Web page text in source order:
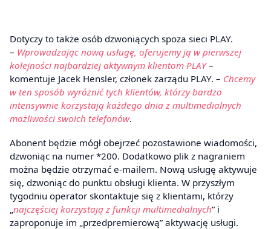
Dotyczy to także osób dzwoniących spoza sieci PLAY.
– Wprowadzając nową usługę, oferujemy ją w pierwszej
kolejności najbardziej aktywnym klientom PLAY–
komentuje Jacek Hensler, członek zarządu PLAY. – Chcemy
w ten sposób wyróżnić tych klientów, którzy bardzo
intensywnie korzystają każdego dnia z multimedialnych
możliwości swoich telefonów.
Abonent będzie mógł obejrzeć pozostawione wiadomości,
dzwoniąc na numer *200. Dodatkowo plik z nagraniem
można będzie otrzymać e-mailem. Nową usługę aktywuje
się, dzwoniąc do punktu obsługi klienta. W przyszłym
tygodniu operator skontaktuje się z klientami, którzy
najczęściej korzystają z funkcji multimedialnych” i
zaproponuje im „przedpremierową” aktywację usługi.